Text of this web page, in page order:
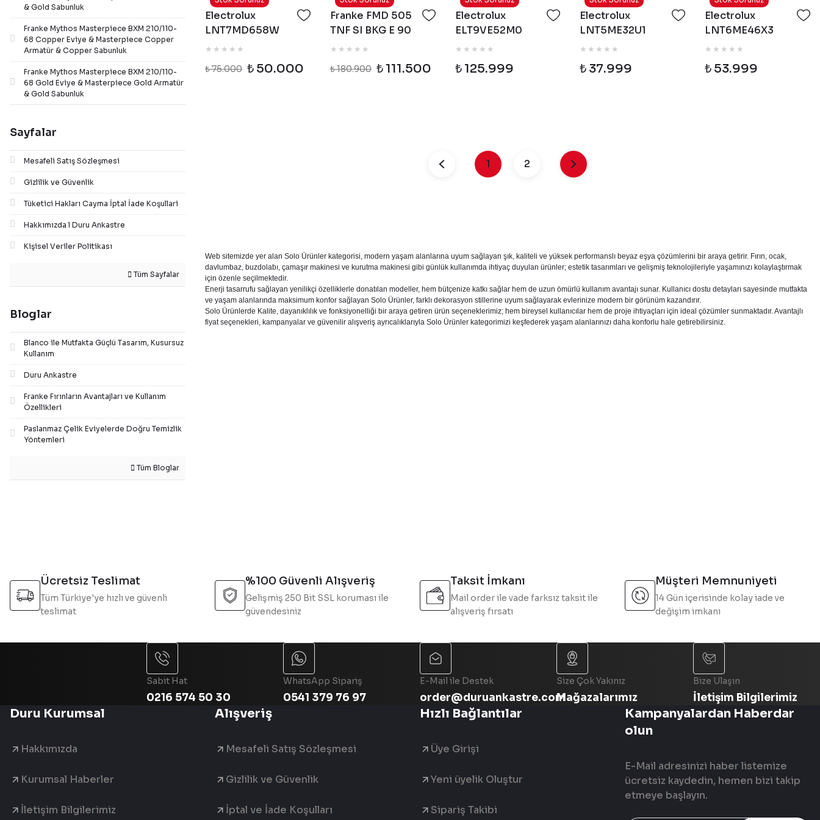
& Gold Sabunluk
Franke Mythos Masterpiece BXM 210/110-
68 Copper Eviye & Masterpiece Copper
Armatür & Copper Sabunluk
Franke Mythos Masterpiece BXM 210/110-
68 Gold Eviye & Masterpiece Gold Armatür
& Gold Sabunluk
Sayfalar
Mesafeli Satış Sözleşmesi
Gizlilik ve Güvenlik
Tüketici Hakları Cayma İptal İade Koşullari
Hakkımızda l Duru Ankastre
Kişisel Veriler Politikası
Tüm Sayfalar
Bloglar
Blanco ile Mutfakta Güçlü Tasarım, Kusursuz
Kullanım
Duru Ankastre
Franke Fırınların Avantajları ve Kullanım
Özellikleri
Paslanmaz Çelik Eviyelerde Doğru Temizlik
Yöntemleri
Tüm Bloglar
Electrolux
LNT7MD658W
TwinTech 700 No
Buzdolabı
₺ 75.000 ₺ 50.000
Franke FMD 505
TNF SI BKG E 90
Cm Siyah Cam
₺ 180.900 ₺ 111.500
Electrolux
ELT9VE52M0
TwinTech 700 No
Frost Koyu Inox
₺ 125.999
Electrolux
LNT5ME32U1
TwinTech 600
Frost Inox
₺ 37.999
Electrolux
LNT6ME46X3
TwinTech 600
Frost Inox
₺ 53.999
1 2
Web sitemizde yer alan Solo Ürünler kategorisi, modern yaşam alanlarına uyum sağlayan şık, kaliteli ve yüksek performanslı beyaz eşya çözümlerini bir araya getirir. Fırın, ocak,
davlumbaz, buzdolabı, çamaşır makinesi ve kurutma makinesi gibi günlük kullanımda ihtiyaç duyulan ürünler; estetik tasarımları ve gelişmiş teknolojileriyle yaşamınızı kolaylaştırmak
için özenle seçilmektedir.
Enerji tasarrufu sağlayan yenilikçi özelliklerle donatılan modeller, hem bütçenize katkı sağlar hem de uzun ömürlü kullanım avantajı sunar. Kullanıcı dostu detayları sayesinde mutfakta
ve yaşam alanlarında maksimum konfor sağlayan Solo Ürünler, farklı dekorasyon stillerine uyum sağlayarak evlerinize modern bir görünüm kazandırır.
Solo Ürünlerde Kalite, dayanıklılık ve fonksiyonelliği bir araya getiren ürün seçeneklerimiz; hem bireysel kullanıcılar hem de proje ihtiyaçları için ideal çözümler sunmaktadır. Avantajlı
fiyat seçenekleri, kampanyalar ve güvenilir alışveriş ayrıcalıklarıyla Solo Ürünler kategorimizi keşfederek yaşam alanlarınızı daha konforlu hale getirebilirsiniz.
Ücretsiz Teslimat
Tüm Türkiye'ye hızlı ve güvenli
teslimat
%100 Güvenli Alışveriş
Gelişmiş 250 Bit SSL koruması ile
güvendesiniz
Taksit İmkanı
Mail order ile vade farksız taksit ile
alışveriş fırsatı
Müşteri Memnuniyeti
14 Gün içerisinde kolay iade ve
değişim imkanı
Sabit Hat
0216 574 50 30
WhatsApp Sipariş
0541 379 76 97
E-Mail ile Destek
order@duruankastre.com
Size Çok Yakınız
Mağazalarımız
Bize Ulaşın
İletişim Bilgilerimiz
Duru Kurumsal
Hakkımızda
Kurumsal Haberler
İletişim Bilgilerimiz
Alışveriş
Mesafeli Satış Sözleşmesi
Gizlilik ve Güvenlik
İptal ve İade Koşulları
Hızlı Bağlantılar
Üye Girişi
Yeni üyelik Oluştur
Sipariş Takibi
Kampanyalardan Haberdar
olun
E-Mail adresinizi haber listemize
ücretsiz kaydedin, hemen bizi takip
etmeye başlayın.